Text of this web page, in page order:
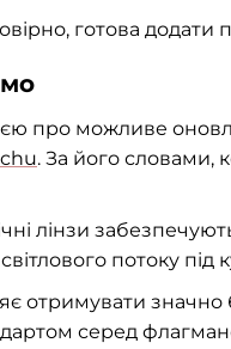
готова додати
про можливе
. За його словами,
лінзи
потоку під
отримувати значно
серед